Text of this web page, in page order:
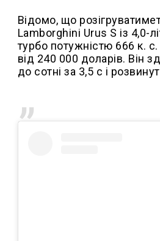
Відомо, що
Lamborghini Urus S із 4,0-
турбо потужністю 666 к.
від 240 000 доларів. Він
до сотні за 3,5 с і